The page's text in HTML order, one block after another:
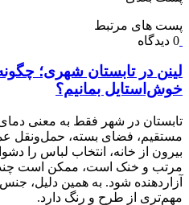
پست های مرتبط
0 دیدگاه
لینن در تابستان شهری؛
خوش‌استایل بمانیم؟
تابستان در شهر فقط به معنی دمای
مستقیم، فضای بسته، حمل‌ونقل
بیرون از خانه، انتخاب لباس را
مرتب و خنک است، ممکن است
آزاردهنده شود. به همین دلیل،
مهم‌تری از طرح و رنگ دارد.